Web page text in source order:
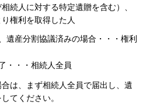
続人に対する特定遺贈を含む）、
権利を取得した人
遺産分割協議済みの場合・・・権利
・・・相続人全員
は、まず相続人全員で届出し、遺
てください。